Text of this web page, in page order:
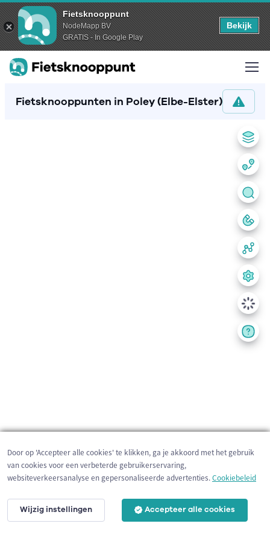
Fietsknooppunt
NodeMapp BV
GRATIS - In Google Play
Bekijk
Fietsknooppunten in Poley (Elbe-Elster)
200 m
Door op 'Accepteer alle cookies' te klikken, ga je akkoord met het gebruik
van cookies voor een verbeterde gebruikerservaring,
websiteverkeersanalyse en gepersonaliseerde advertenties.Cookiebeleid
Wijzig instellingen Accepteer alle cookies